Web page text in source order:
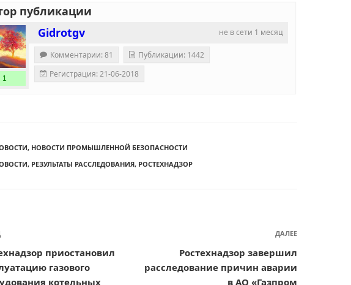
публикации
не в сети 1 месяц
Gidrotgv
1
Комментарии: 81
Публикации: 1442
Регистрация: 21-06-2018
, НОВОСТИ ПРОМЫШЛЕННОЙ БЕЗОПАСНОСТИ
, РЕЗУЛЬТАТЫ РАССЛЕДОВАНИЯ, РОСТЕХНАДЗОР
приостановил
газового
котельных
Следующая
ДАЛЕЕ
Ростехнадзор завершил
расследование причин аварии
в АО «Газпром